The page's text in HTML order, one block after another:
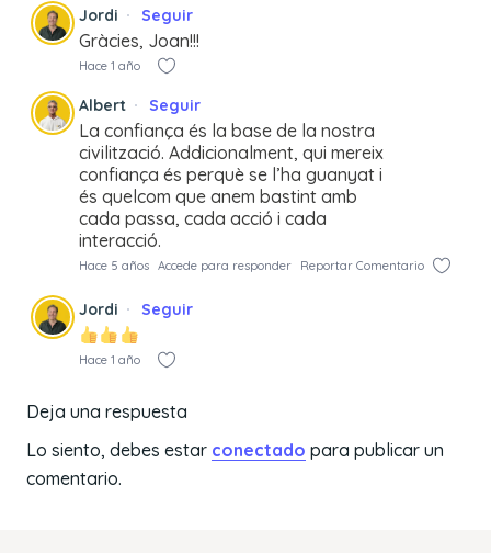
Jordi Seguir
Gràcies, Joan!!!
Hace 1 año
Albert Seguir
La confiança és la base de la nostra
civilització. Addicionalment, qui mereix
confiança és perquè se l’ha guanyat i
és quelcom que anem bastint amb
cada passa, cada acció i cada
interacció.
Hace 5 años Accede para responder Reportar Comentario
Jordi Seguir
Hace 1 año
Deja una respuesta
Lo siento, debes estar conectado para publicar un
comentario.